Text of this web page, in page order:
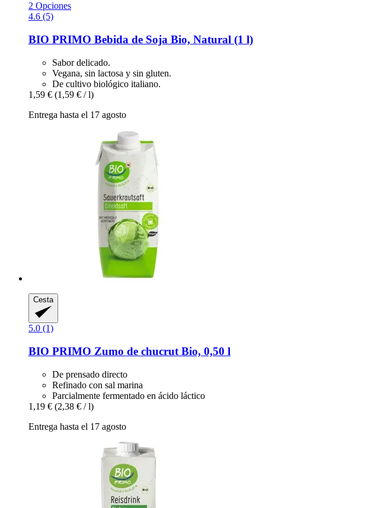
2 Opciones
4.6 (5)
BIO PRIMO Bebida de Soja Bio, Natural (1 l)
Sabor delicado.
Vegana, sin lactosa y sin gluten.
De cultivo biológico italiano.
1,59 € (1,59 € / l)
Entrega hasta el 17 agosto
Cesta
5.0 (1)
BIO PRIMO Zumo de chucrut Bio, 0,50 l
De prensado directo
Refinado con sal marina
Parcialmente fermentado en ácido láctico
1,19 € (2,38 € / l)
Entrega hasta el 17 agosto